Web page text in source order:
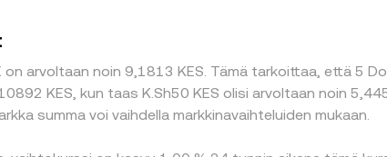
on arvoltaan noin 9,1813 KES. Tämä tarkoittaa, että 5
KES, kun taas K.Sh50 KES olisi arvoltaan noin
summa voi vaihdella markkinavaihteluiden mukaan.